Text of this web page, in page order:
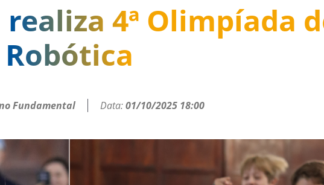
4ª Olimpíada
Robótica
Fundamental Data:01/10/2025 18:00